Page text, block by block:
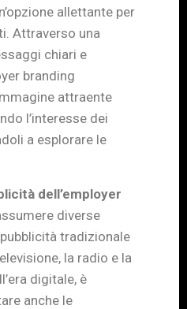
allettante per
Attraverso una
chiari e
branding
attraente
l’interesse dei
a esplorare le
dell’employer
diverse
tradizionale
la radio e la
digitale, è
anche le